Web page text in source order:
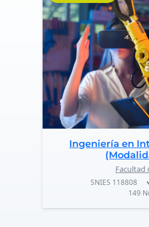
Ingeniería en
Facultad
SNIES 118808
149